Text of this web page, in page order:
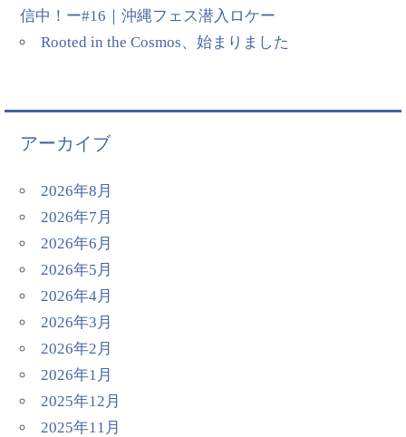
信中！ー#16｜沖縄フェス潜入ロケー
Rooted in the Cosmos、始まりました
アーカイブ
2026年8月
2026年7月
2026年6月
2026年5月
2026年4月
2026年3月
2026年2月
2026年1月
2025年12月
2025年11月